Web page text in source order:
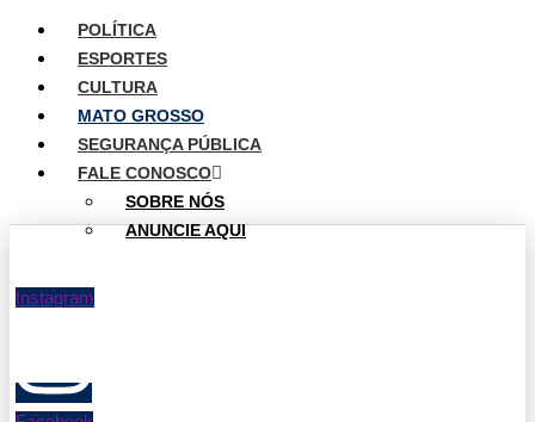
POLÍTICA
ESPORTES
CULTURA
MATO GROSSO
SEGURANÇA PÚBLICA
FALE CONOSCO
SOBRE NÓS
ANUNCIE AQUI
Instagram